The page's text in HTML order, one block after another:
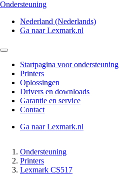
Ondersteuning
Nederland (Nederlands)
Ga naar Lexmark.nl
Startpagina voor ondersteuning
Printers
Oplossingen
Drivers en downloads
Garantie en service
Contact
Ga naar Lexmark.nl
Ondersteuning
Printers
Lexmark CS517